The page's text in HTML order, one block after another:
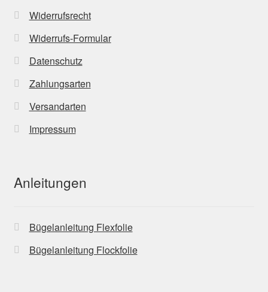
Widerrufsrecht
Widerrufs-Formular
Datenschutz
Zahlungsarten
Versandarten
Impressum
Anleitungen
Bügelanleitung Flexfolie
Bügelanleitung Flockfolie